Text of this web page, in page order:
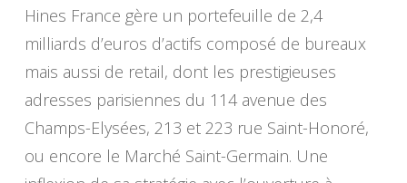
Hines France gère un portefeuille de 2,4
milliards d’euros d’actifs composé de bureaux
mais aussi de retail, dont les prestigieuses
adresses parisiennes du 114 avenue des
Champs-Elysées, 213 et 223 rue Saint-Honoré,
ou encore le Marché Saint-Germain. Une